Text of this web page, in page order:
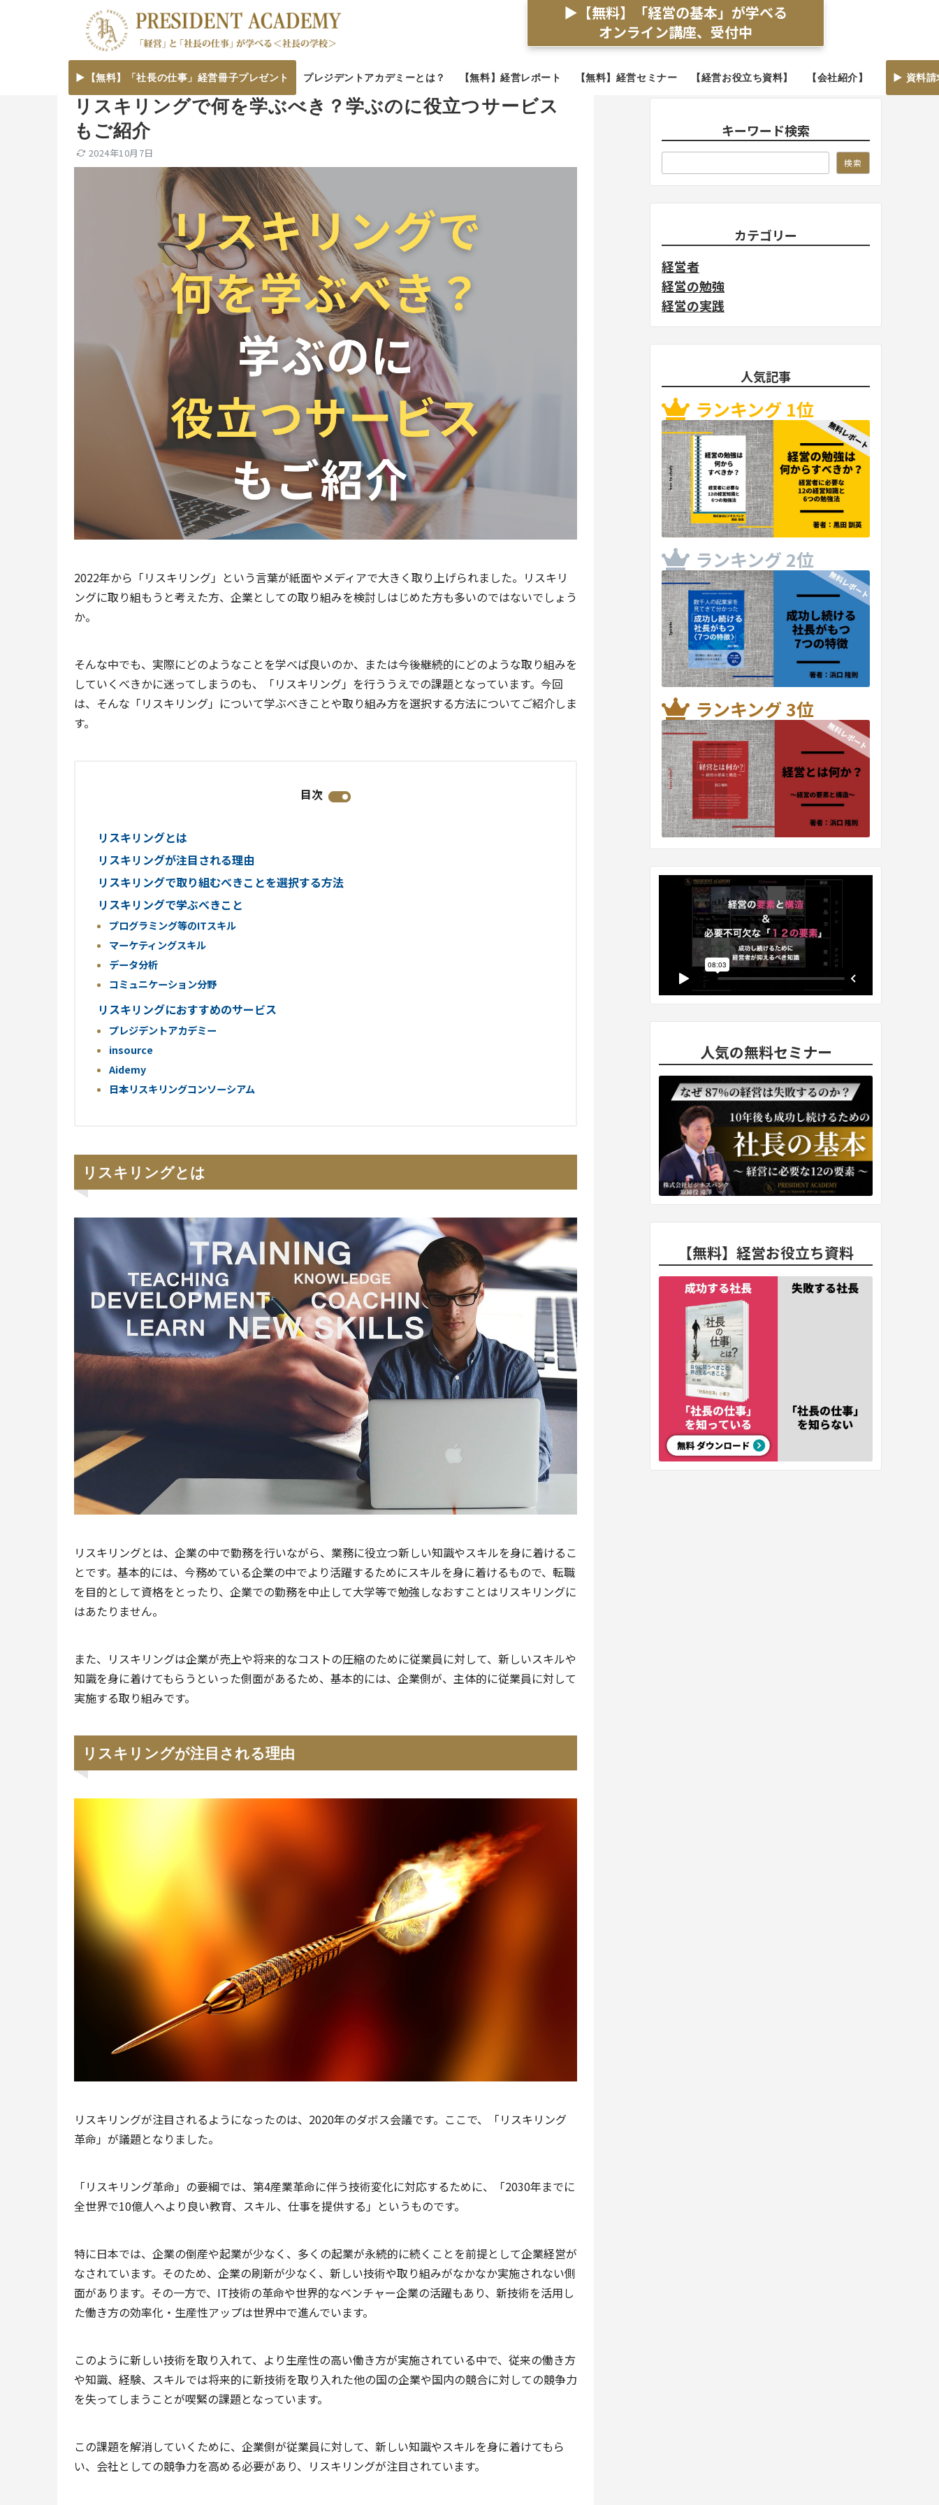
▶【無料】「経営の基本」が学べる
オンライン講座、受付中
▶【無料】「社長の仕事」経営冊子プレゼント プレジデントアカデミーとは？ 【無料】経営レポート 【無料】経営セミナー 【経営お役立ち資料】 【会社紹介】 ▶ 資料請
リスキリングで何を学ぶべき？学ぶのに役立つサービス
もご紹介
2024年10月7日
2022年から「リスキリング」という言葉が紙面やメディアで大きく取り上げられました。リスキリ
ングに取り組もうと考えた方、企業としての取り組みを検討しはじめた方も多いのではないでしょう
か。
そんな中でも、実際にどのようなことを学べば良いのか、または今後継続的にどのような取り組みを
していくべきかに迷ってしまうのも、「リスキリング」を行ううえでの課題となっています。今回
は、そんな「リスキリング」について学ぶべきことや取り組み方を選択する方法についてご紹介しま
す。
目次
リスキリングとは
リスキリングが注目される理由
リスキリングで取り組むべきことを選択する方法
リスキリングで学ぶべきこと
プログラミング等のITスキル
マーケティングスキル
データ分析
コミュニケーション分野
リスキリングにおすすめのサービス
プレジデントアカデミー
insource
Aidemy
日本リスキリングコンソーシアム
リスキリングとは
リスキリングとは、企業の中で勤務を行いながら、業務に役立つ新しい知識やスキルを身に着けるこ
とです。基本的には、今務めている企業の中でより活躍するためにスキルを身に着けるもので、転職
を目的として資格をとったり、企業での勤務を中止して大学等で勉強しなおすことはリスキリングに
はあたりません。
また、リスキリングは企業が売上や将来的なコストの圧縮のために従業員に対して、新しいスキルや
知識を身に着けてもらうといった側面があるため、基本的には、企業側が、主体的に従業員に対して
実施する取り組みです。
リスキリングが注目される理由
リスキリングが注目されるようになったのは、2020年のダボス会議です。ここで、「リスキリング
革命」が議題となりました。
「リスキリング革命」の要綱では、第4産業革命に伴う技術変化に対応するために、「2030年までに
全世界で10億人へより良い教育、スキル、仕事を提供する」というものです。
特に日本では、企業の倒産や起業が少なく、多くの起業が永続的に続くことを前提として企業経営が
なされています。そのため、企業の刷新が少なく、新しい技術や取り組みがなかなか実施されない側
面があります。その一方で、IT技術の革命や世界的なベンチャー企業の活躍もあり、新技術を活用し
た働き方の効率化・生産性アップは世界中で進んでいます。
このように新しい技術を取り入れて、より生産性の高い働き方が実施されている中で、従来の働き方
や知識、経験、スキルでは将来的に新技術を取り入れた他の国の企業や国内の競合に対しての競争力
を失ってしまうことが喫緊の課題となっています。
この課題を解消していくために、企業側が従業員に対して、新しい知識やスキルを身に着けてもら
い、会社としての競争力を高める必要があり、リスキリングが注目されています。
キーワード検索
検索
カテゴリー
経営者
経営の勉強
経営の実践
人気記事
ランキング 1位
ランキング 2位
ランキング 3位
人気の無料セミナー
【無料】経営お役立ち資料